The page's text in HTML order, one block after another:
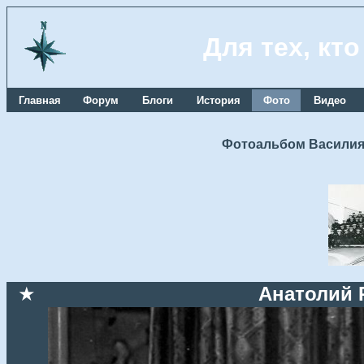
Для тех,
Главная Форум Блоги История Фото Видео
Фотоальбом
★ Анатолий